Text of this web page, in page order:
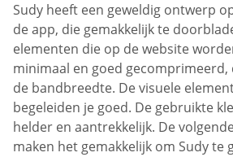
Sudy heeft een geweldig ontwerp
de app, die gemakkelijk te
elementen die op de website
minimaal en goed gecomprimeerd,
de bandbreedte. De visuele
begeleiden je goed. De gebruikte
helder en aantrekkelijk. De
maken het gemakkelijk om Sudy te